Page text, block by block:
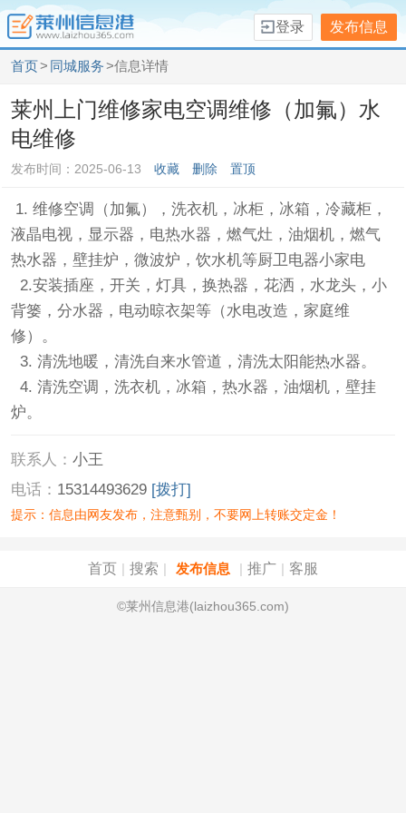
发布信息
登录
首页> 同城服务>信息详情
莱州上门维修家电空调维修（加氟）水
电维修
发布时间：2025-06-13 收藏 删除 置顶
1. 维修空调（加氟），洗衣机，冰柜，冰箱，冷藏柜，
液晶电视，显示器，电热水器，燃气灶，油烟机，燃气
热水器，壁挂炉，微波炉，饮水机等厨卫电器小家电
2.安装插座，开关，灯具，换热器，花洒，水龙头，小
背篓，分水器，电动晾衣架等（水电改造，家庭维
修）。
3. 清洗地暖，清洗自来水管道，清洗太阳能热水器。
4. 清洗空调，洗衣机，冰箱，热水器，油烟机，壁挂
炉。
联系人：小王
电话： 15314493629 [拨打]
提示：信息由网友发布，注意甄别，不要网上转账交定金！
首页 搜索 发布信息 推广 客服
©莱州信息港(laizhou365.com)